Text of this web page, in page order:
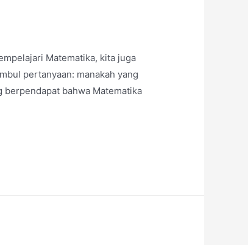
Matematika, kita juga
pertanyaan: manakah yang
berpendapat bahwa Matematika